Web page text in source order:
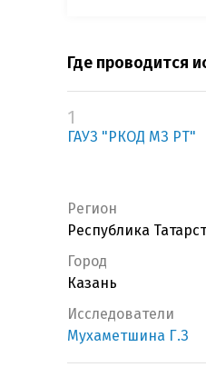
Где проводится
1
ГАУЗ "РКОД МЗ РТ"
Регион
Республика
Город
Казань
Исследователи
Мухаметшина Г.З